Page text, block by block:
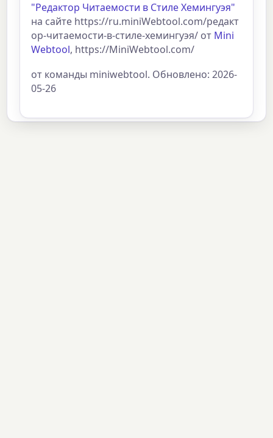
"Редактор Читаемости в Стиле Хемингуэя"
на сайте https://ru.miniWebtool.com/редакт
ор-читаемости-в-стиле-хемингуэя/ от Mini
Webtool, https://MiniWebtool.com/
от команды miniwebtool. Обновлено: 2026-
05-26